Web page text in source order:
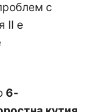
с
II е
6-